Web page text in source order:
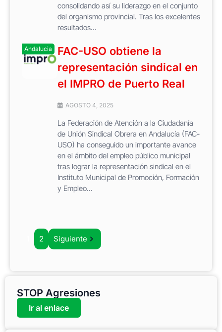
consolidando así su liderazgo en el conjunto
del organismo provincial. Tras los excelentes
resultados...
Andalucia
FAC-USO obtiene la
representación sindical en
el IMPRO de Puerto Real
AGOSTO 4, 2025
La Federación de Atención a la Ciudadanía
de Unión Sindical Obrera en Andalucía (FAC-
USO) ha conseguido un importante avance
en el ámbito del empleo público municipal
tras lograr la representación sindical en el
Instituto Municipal de Promoción, Formación
y Empleo...
2 Siguiente
STOP Agresiones
Ir al enlace